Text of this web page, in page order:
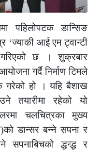
पहिलोपटक डान्सिङ
‘ज्याकी आई एम ट्वान्टी
गरिएको छ । शुक्रबार
गर्दै निर्माण टिमले
गरेको हो । यहि बैशाख
तयारीमा रहेको यो
चलचित्रका मुख्य
डान्सर बन्ने सपना र
सपनाबिचको द्धन्द्ध र